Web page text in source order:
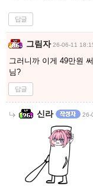
답글
그림자 26-06-11
그러니까 이게 49만원
님?
답글
신라 26-